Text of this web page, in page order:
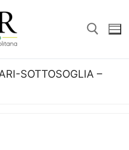
Cerca:
SOTTOSOGLIA –